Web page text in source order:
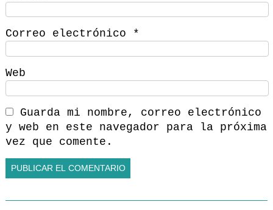
Correo electrónico *
Web
Guarda mi nombre, correo electrónico
y web en este navegador para la próxima
vez que comente.